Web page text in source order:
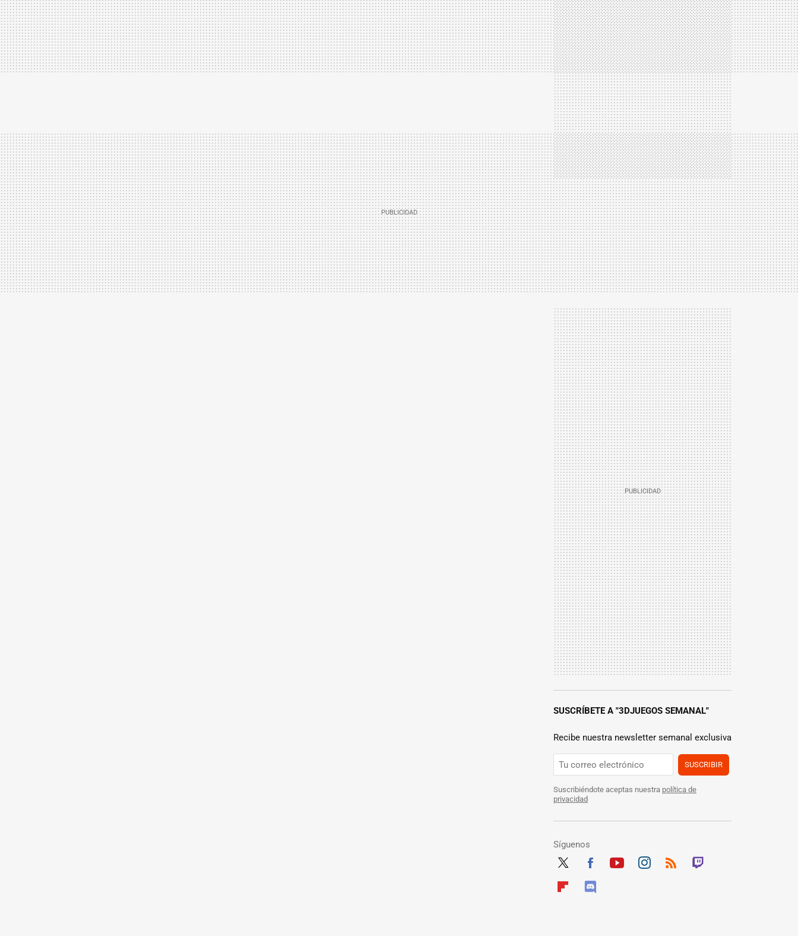
SUSCRÍBETE A "3DJUEGOS SEMANAL"
Recibe nuestra newsletter semanal exclusiva
SUSCRIBIR
Suscribiéndote aceptas nuestra política de
privacidad
Síguenos
Twit
Fac